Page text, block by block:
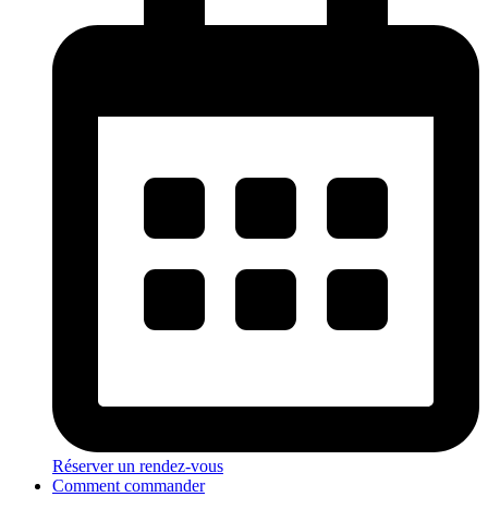
Réserver un rendez-vous
Comment commander